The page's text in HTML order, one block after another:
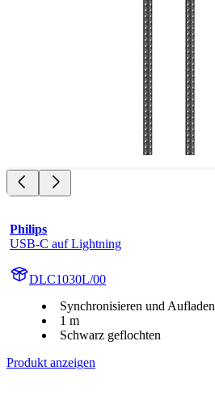
Philips
USB-C auf Lightning
DLC1030L/00
Synchronisieren und Aufladen
1 m
Schwarz geflochten
Produkt anzeigen